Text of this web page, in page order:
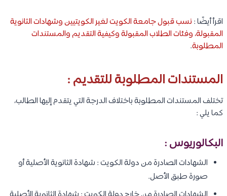
اقرأ أيضًا : نسب قبول جامعة الكويت لغير الكويتيين وشهادات الثانوية
المقبولة، وفئات الطلاب المقبولة وكيفية التقديم والمستندات
المطلوبة.
المستندات المطلوبة للتقديم :
تختلف المستندات المطلوبة باختلاف الدرجة التي يتقدم إليها الطالب،
كما يلي :
البكالوريوس :
الشهادات الصادرة من دولة الكويت : شهادة الثانوية الأصلية أو
صورة طبق الأصل.